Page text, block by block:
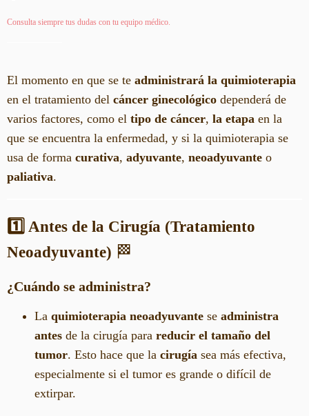
Consulta siempre tus dudas con tu equipo médico.
El momento en que se te administrará la quimioterapia
en el tratamiento del cáncer ginecológico dependerá de
varios factores, como el tipo de cáncer, la etapa en la
que se encuentra la enfermedad, y si la quimioterapia se
usa de forma curativa, adyuvante, neoadyuvante o
paliativa.
1️⃣ Antes de la Cirugía (Tratamiento
Neoadyuvante) 🏁
¿Cuándo se administra?
La quimioterapia neoadyuvante se administra
antes de la cirugía para reducir el tamaño del
tumor. Esto hace que la cirugía sea más efectiva,
especialmente si el tumor es grande o difícil de
extirpar.